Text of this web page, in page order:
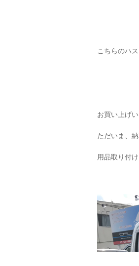
こちらのハ
お買い上げ
ただいま、
用品取り付